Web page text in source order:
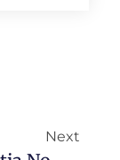
Next